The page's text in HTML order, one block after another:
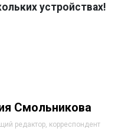
устройствах!
Смольникова
редактор, корреспондент